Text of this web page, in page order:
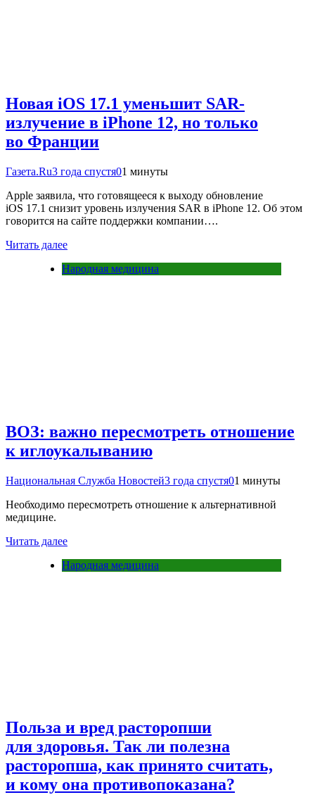
Новая iOS 17.1 уменьшит SAR-
излучение в iPhone 12, но только
во Франции
Газета.Ru3 года спустя01 минуты
Apple заявила, что готовящееся к выходу обновление
iOS 17.1 снизит уровень излучения SAR в iPhone 12. Об этом
говорится на сайте поддержки компании….
Читать далее
Народная медицина
ВОЗ: важно пересмотреть отношение
к иглоукалыванию
Национальная Служба Новостей3 года спустя01 минуты
Необходимо пересмотреть отношение к альтернативной
медицине.
Читать далее
Народная медицина
Польза и вред расторопши
для здоровья. Так ли полезна
расторопша, как принято считать,
и кому она противопоказана?